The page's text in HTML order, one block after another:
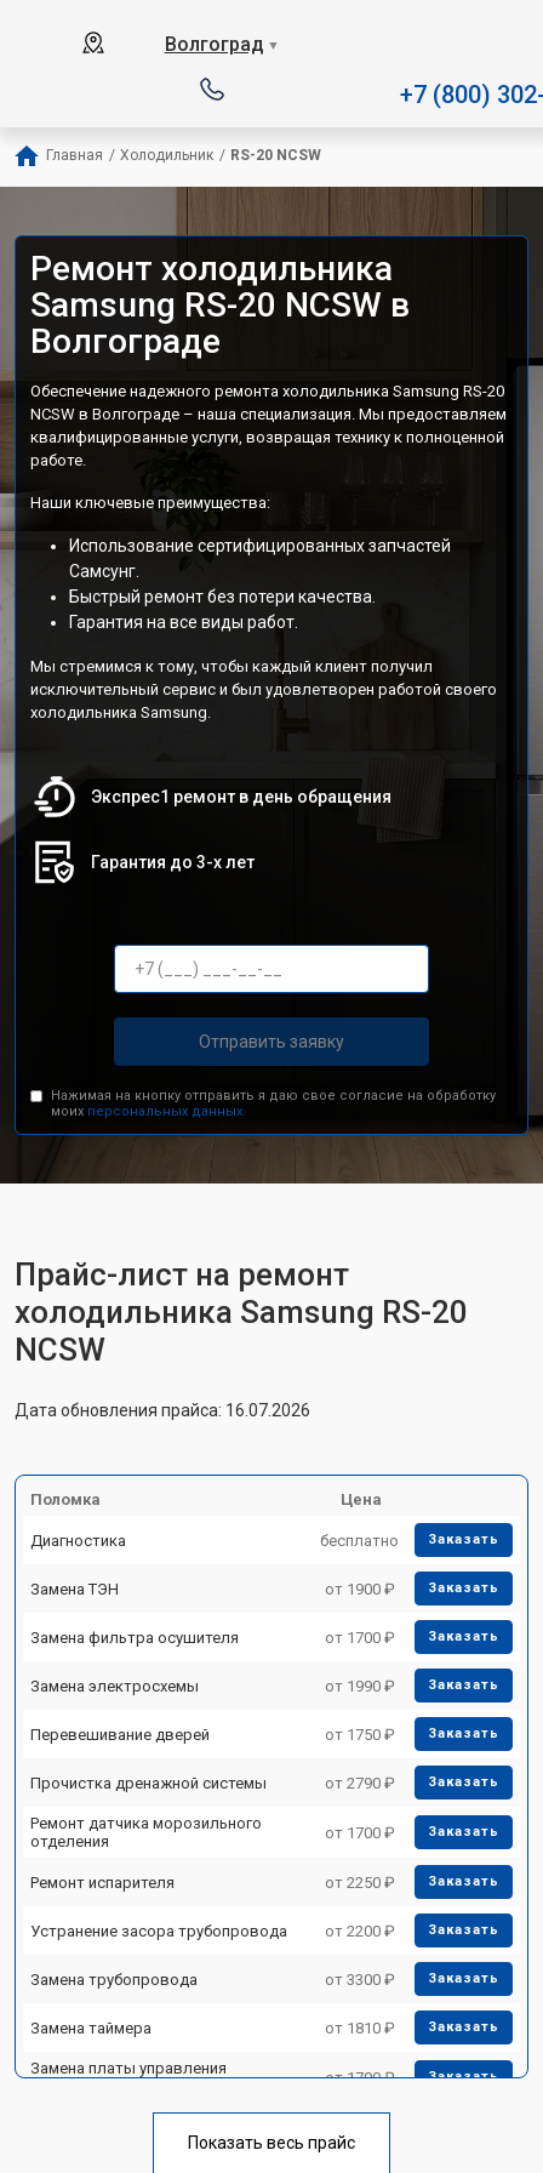
Волгоград ▼
+7 (800)
Главная / Холодильник / RS-20 NCSW
Ремонт холодильника
Samsung RS-20 NCSW в
Волгограде
Обеспечение надежного ремонта холодильника Samsung RS-20
NCSW в Волгограде – наша специализация. Мы предоставляем
квалифицированные услуги, возвращая технику к полноценной
работе.
Наши ключевые преимущества:
Использование сертифицированных запчастей
Самсунг.
Быстрый ремонт без потери качества.
Гарантия на все виды работ.
Мы стремимся к тому, чтобы каждый клиент получил
исключительный сервис и был удовлетворен работой своего
холодильника Samsung.
Экспрес1 ремонт в день обращения
Гарантия до 3-х лет
Отправить заявку
Нажимая на кнопку отправить я даю свое согласие на обработку
моих персональных данных.
Прайс-лист на ремонт
холодильника Samsung RS-20
NCSW
Дата обновления прайса: 16.07.2026
Поломка Цена
Диагностика бесплатно Заказать
Замена ТЭН от 1900 ₽ Заказать
Замена фильтра осушителя от 1700 ₽ Заказать
Замена электросхемы от 1990 ₽ Заказать
Перевешивание дверей от 1750 ₽ Заказать
Прочистка дренажной системы от 2790 ₽ Заказать
Ремонт датчика морозильного
отделения
от 1700 ₽ Заказать
Ремонт испарителя от 2250 ₽ Заказать
Устранение засора трубопровода от 2200 ₽ Заказать
Замена трубопровода от 3300 ₽ Заказать
Замена таймера от 1810 ₽ Заказать
Замена платы управления
от 1700 ₽ Заказать
Ремонт/замена датчика
Показать весь прайс